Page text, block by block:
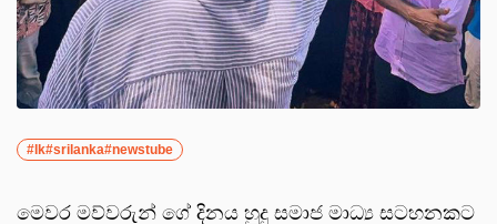
#lk#srilanka#newstube
මෙවර මව්වරුන් ගේ දිනය හුදු සමාජ මාධ්‍ය සටහනකට